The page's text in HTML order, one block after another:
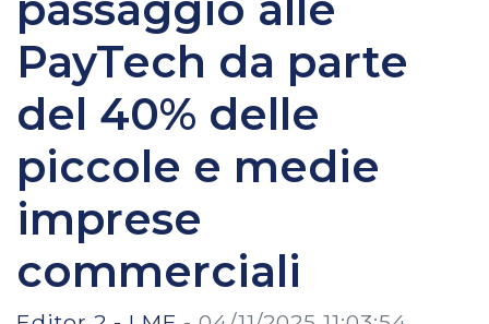
PayTech da parte
del 40% delle
piccole e medie
imprese
commerciali